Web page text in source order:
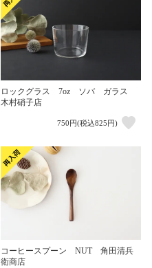
ロックグラス 7oz ソバ ガラス
木村硝子店
750円(税込825円)
コーヒースプーン NUT 角田清兵
衛商店